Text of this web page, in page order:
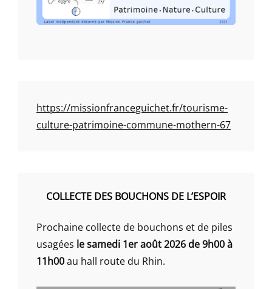
https://missionfranceguichet.fr/tourisme-
culture-patrimoine-commune-mothern-67
COLLECTE DES BOUCHONS DE L’ESPOIR
Prochaine collecte de bouchons et de piles
usagées le samedi 1er août 2026 de 9h00 à
11h00au hall route du Rhin.